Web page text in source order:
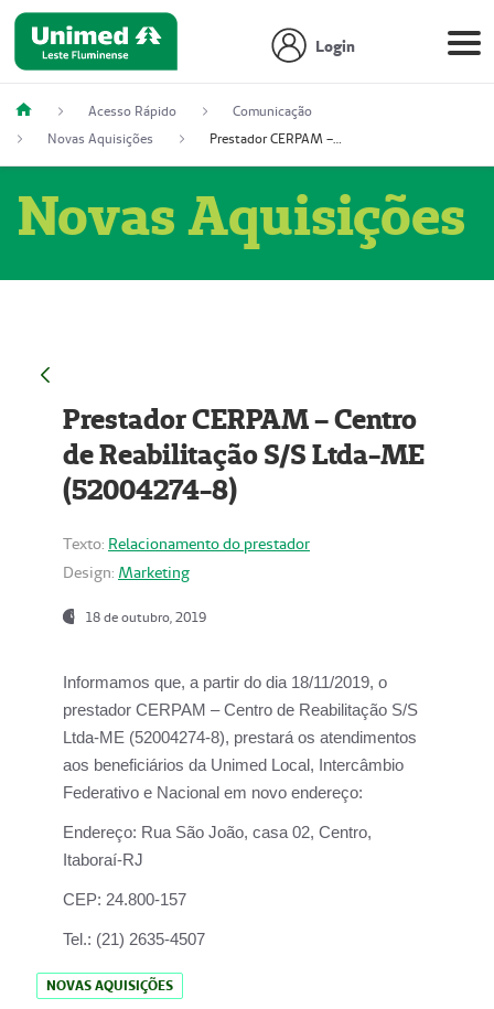
Login
Acesso Rápido
Comunicação
Novas Aquisições
Prestador CERPAM – Centro de Reabilitação S/S Ltda-ME (52004274-8)
Novas Aquisições
Prestador CERPAM – Centro
de Reabilitação S/S Ltda-ME
(52004274-8)
Texto: Relacionamento do prestador
Design: Marketing
18 de outubro, 2019
Informamos que, a partir do dia 18/11/2019, o
prestador CERPAM – Centro de Reabilitação S/S
Ltda-ME (52004274-8), prestará os atendimentos
aos beneficiários da Unimed Local, Intercâmbio
Federativo e Nacional em novo endereço:
Endereço: Rua São João, casa 02, Centro,
Itaboraí-RJ
CEP: 24.800-157
Tel.: (21) 2635-4507
NOVAS AQUISIÇÕES